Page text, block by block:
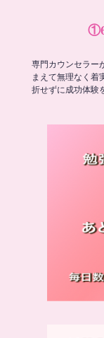
専門カウンセラー
まえて無理なく着
折せずに成功体験